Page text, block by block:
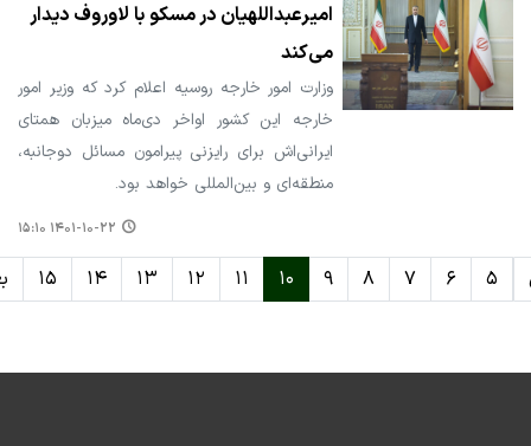
امیرعبداللهیان در مسکو با لاوروف دیدار
می‌کند
وزارت امور خارجه روسیه اعلام کرد که وزیر امور
خارجه این کشور اواخر دی‌ماه میزبان همتای
ایرانی‌اش برای رایزنی پیرامون مسائل دوجانبه،
منطقه‌ای و بین‌المللی خواهد بود.
۱۴۰۱-۱۰-۲۲ ۱۵:۱۰
۵ ۶ ۷ ۸ ۹ ۱۰ ۱۱ ۱۲ ۱۳ ۱۴ ۱۵